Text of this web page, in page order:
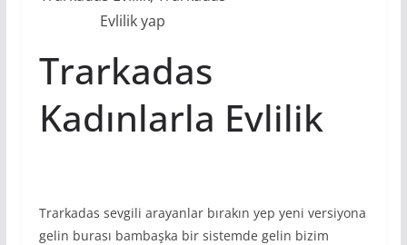
Evlilik yap
Trarkadas
Kadınlarla Evlilik
Trarkadas sevgili arayanlar bırakın yep yeni versiyona
gelin burası bambaşka bir sistemde gelin bizim